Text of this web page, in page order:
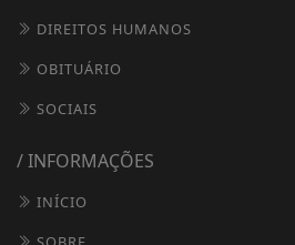
DIREITOS HUMANOS
OBITUÁRIO
SOCIAIS
/ INFORMAÇÕES
INÍCIO